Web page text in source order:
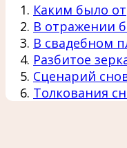
Каким было
В отражении
В свадебном
Разбитое
Сценарий
Толкования